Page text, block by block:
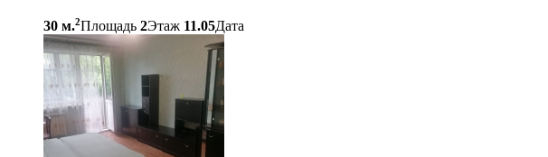
30 м.2Площадь 2Этаж 11.05Дата